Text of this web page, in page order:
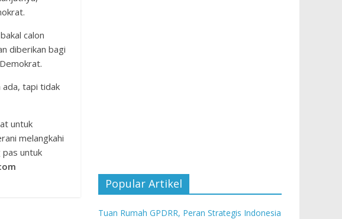
calon
diberikan bagi
ada, tapi tidak
untuk
melangkahi
pas untuk
Popular Artikel
Tuan Rumah GPDRR, Peran Strategis Indonesia